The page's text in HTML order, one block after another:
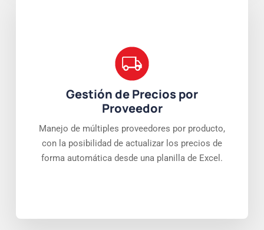
Gestión de Precios por
Proveedor
Manejo de múltiples proveedores por producto,
con la posibilidad de actualizar los precios de
forma automática desde una planilla de Excel.